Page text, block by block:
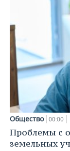
Общество 00:00
Проблемы с
земельных